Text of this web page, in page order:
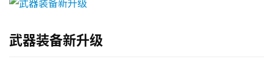
武器装备新升级